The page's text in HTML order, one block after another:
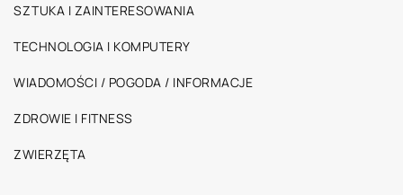
SZTUKA I ZAINTERESOWANIA
TECHNOLOGIA I KOMPUTERY
WIADOMOŚCI / POGODA / INFORMACJE
ZDROWIE I FITNESS
ZWIERZĘTA